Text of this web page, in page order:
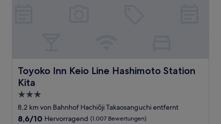
Toyoko Inn Keio Line Hashimoto Station
Kita
Toyoko Inn Keio Line Hashimoto Station Kita
3.0-
Sterne-
Unterkunft
8,2 km von Bahnhof Hachiōji Takaosanguchi entfernt
8.6
8,6/10 Hervorragend (1.007 Bewertungen)